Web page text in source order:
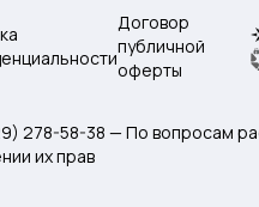
Договор
публичной
оферты
278-58-38 — По вопросам
их прав